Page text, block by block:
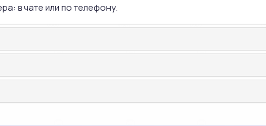
в чате или по телефону.